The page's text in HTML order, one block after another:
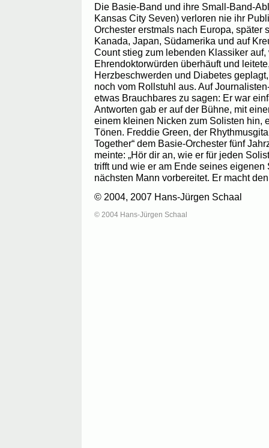
Die Basie-Band und ihre Small-Band-
Kansas City Seven) verloren nie ihr
Orchester erstmals nach Europa, später
Kanada, Japan, Südamerika und auf
Count stieg zum lebenden Klassiker auf,
Ehrendoktorwürden überhäuft und
Herzbeschwerden und Diabetes
noch vom Rollstuhl aus. Auf
etwas Brauchbares zu sagen: Er war
Antworten gab er auf der Bühne, mit
einem kleinen Nicken zum Solisten hin,
Tönen. Freddie Green, der
Together“ dem Basie-Orchester fünf
meinte: „Hör dir an, wie er für jeden
trifft und wie er am Ende seines
nächsten Mann vorbereitet. Er macht
© 2004, 2007 Hans-Jürgen Schaal
© 2004 Hans-Jürgen Schaal